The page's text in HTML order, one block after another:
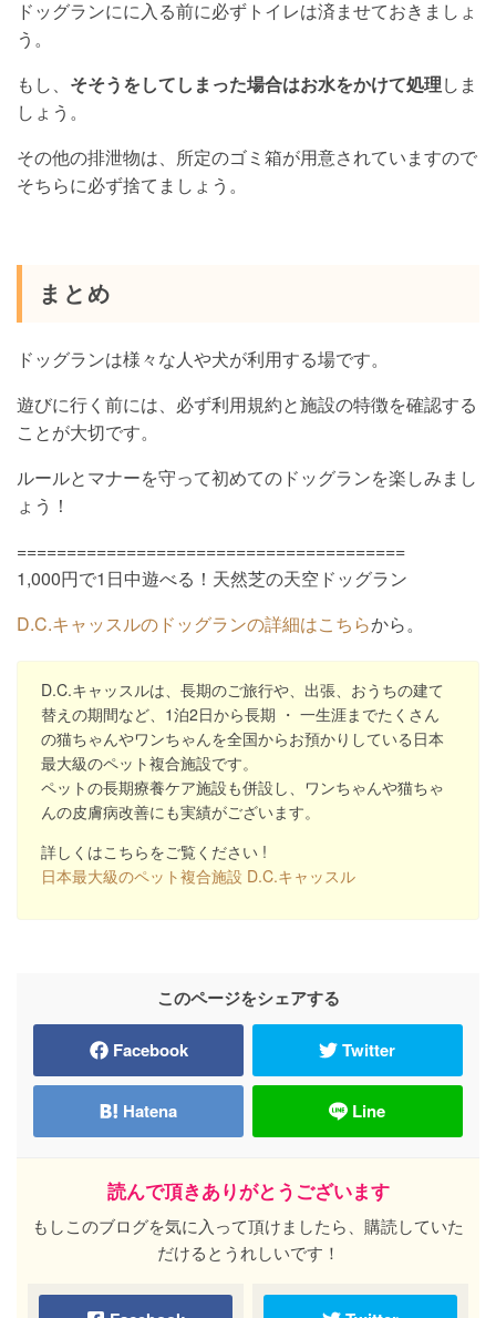
ドッグランにに入る前に必ずトイレは済ませておきましょ
う。
もし、 そそうをしてしまった場合はお水をかけて処理しま
しょう。
その他の排泄物は、所定のゴミ箱が用意されていますので
そちらに必ず捨てましょう。
まとめ
ドッグランは様々な人や犬が利用する場です。
遊びに行く前には、必ず利用規約と施設の特徴を確認する
ことが大切です。
ルールとマナーを守って初めてのドッグランを楽しみまし
ょう！
=======================================
1,000円で1日中遊べる！天然芝の天空ドッグラン
D.C.キャッスルのドッグランの詳細はこちらから。
D.C.キャッスルは、長期のご旅行や、出張、おうちの建て
替えの期間など、1泊2日から長期 ・ 一生涯までたくさん
の猫ちゃんやワンちゃんを全国からお預かりしている日本
最大級のペット複合施設です。
ペットの長期療養ケア施設も併設し、ワンちゃんや猫ちゃ
んの皮膚病改善にも実績がございます。
詳しくはこちらをご覧ください !
日本最大級のペット複合施設 D.C.キャッスル
このページをシェアする
Facebook Twitter
Hatena Line
読んで頂きありがとうございます
もしこのブログを気に入って頂けましたら、購読していた
だけるとうれしいです！